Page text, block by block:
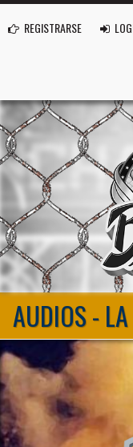
REGISTRARSE
AUDIOS -